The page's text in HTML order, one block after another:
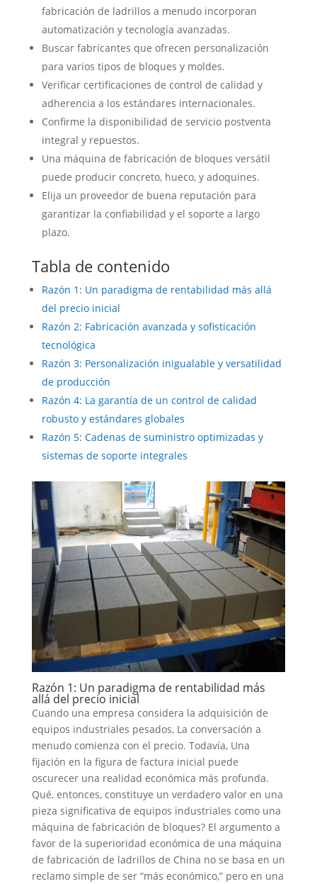
fabricación de ladrillos a menudo incorporan
automatización y tecnología avanzadas.
Buscar fabricantes que ofrecen personalización
para varios tipos de bloques y moldes.
Verificar certificaciones de control de calidad y
adherencia a los estándares internacionales.
Confirme la disponibilidad de servicio postventa
integral y repuestos.
Una máquina de fabricación de bloques versátil
puede producir concreto, hueco, y adoquines.
Elija un proveedor de buena reputación para
garantizar la confiabilidad y el soporte a largo
plazo.
Tabla de contenido
Razón 1: Un paradigma de rentabilidad más allá
del precio inicial
Razón 2: Fabricación avanzada y sofisticación
tecnológica
Razón 3: Personalización inigualable y versatilidad
de producción
Razón 4: La garantía de un control de calidad
robusto y estándares globales
Razón 5: Cadenas de suministro optimizadas y
sistemas de soporte integrales
Razón 1: Un paradigma de rentabilidad más
allá del precio inicial
Cuando una empresa considera la adquisición de
equipos industriales pesados, La conversación a
menudo comienza con el precio. Todavía, Una
fijación en la figura de factura inicial puede
oscurecer una realidad económica más profunda.
Qué, entonces, constituye un verdadero valor en una
pieza significativa de equipos industriales como una
máquina de fabricación de bloques? El argumento a
favor de la superioridad económica de una máquina
de fabricación de ladrillos de China no se basa en un
reclamo simple de ser “más económico,” pero en una